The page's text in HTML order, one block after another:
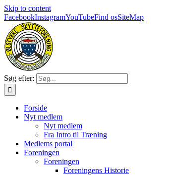
Skip to content
FacebookInstagramYouTubeFind osSiteMap
Søg efter:
Forside
Nyt medlem
Nyt medlem
Fra Intro til Træning
Medlems portal
Foreningen
Foreningen
Foreningens Historie